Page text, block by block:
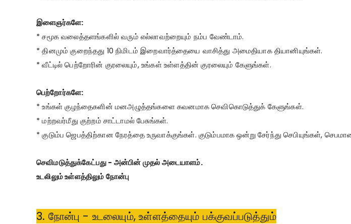
இளைஞர்களே:
* சமூக வலைத்தளங்களில் வரும் எல்லாவற்றையும் நம்ப வேண்டாம்.
* தினமும் குறைந்தது 10 நிமிடம் இறைவார்த்தையை வாசித்து அமைதியாக தியானியுங்கள்.
* வீட்டில் பெற்றோரின் குரலையும், உங்கள் உள்ளத்தின் குரலையும் கேளுங்கள்.
பெற்றோர்களே:
* உங்கள் குழந்தைகளின் மனஅழுத்தங்களை கவனமாக செவிகொடுத்துக் கேளுங்கள்.
* மற்றவர்மீது குற்றம் சாட்டாமல் பேசுங்கள்.
* குடும்ப ஜெபத்திற்கான நேரத்தை உருவாக்குங்கள். குடும்பமாக ஒன்று சேர்ந்து செபியுங்கள்,
செவிமடுத்துக்கேட்பது - அன்பின் முதல் அடையாளம்.
உடலிலும் உள்ளத்திலும் நோன்பு
3. நோன்பு - உடலையும், உள்ளத்தையும் பக்குவப்படுத்தும்